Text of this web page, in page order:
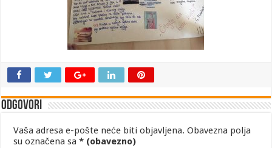
Odgovori
Vaša adresa e-pošte neće biti objavljena. Obavezna polja
su označena sa* (obavezno)